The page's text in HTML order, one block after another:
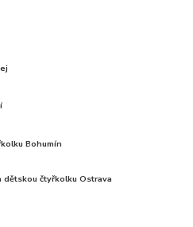
Bohumín
čtyřkolku Ostrava